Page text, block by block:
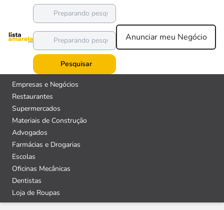
Pesquisar
Anunciar meu Negócio
Empresas e Negócios
Restaurantes
Supermercados
Materiais de Construção
Advogados
Farmácias e Drogarias
Escolas
Oficinas Mecânicas
Dentistas
Loja de Roupas